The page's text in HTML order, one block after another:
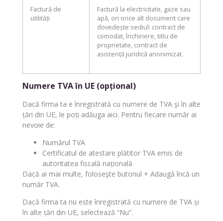
Factură de
utilități
Factură la electricitate, gaze sau
apă, ori orice alt document care
dovedește sediul: contract de
comodat, închiriere, titlu de
proprietate, contract de
asistență juridică anonimizat.
Numere TVA în UE (opțional)
Dacă firma ta e înregistrată cu numere de TVA şi în alte
țări din UE, le poți adăuga aici. Pentru fiecare număr ai
nevoie de:
Numărul TVA
Certificatul de atestare plătitor TVA emis de
autoritatea fiscală națională
Dacă ai mai multe, foloseşte butonul + Adaugă încă un
număr TVA.
Dacă firma ta nu este înregistrată cu numere de TVA și
în alte țări din UE, selectează “Nu”.